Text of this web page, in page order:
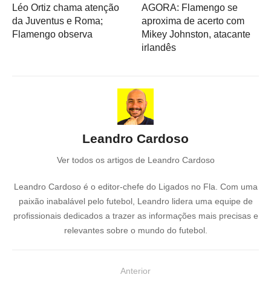
Léo Ortiz chama atenção
da Juventus e Roma;
Flamengo observa
AGORA: Flamengo se
aproxima de acerto com
Mikey Johnston, atacante
irlandês
Leandro Cardoso
Ver todos os artigos de Leandro Cardoso
Leandro Cardoso é o editor-chefe do Ligados no Fla. Com uma
paixão inabalável pelo futebol, Leandro lidera uma equipe de
profissionais dedicados a trazer as informações mais precisas e
relevantes sobre o mundo do futebol.
Anterior